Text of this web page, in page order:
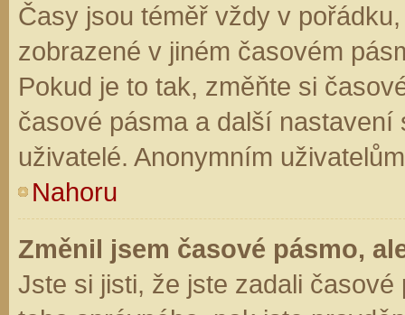
Časy jsou téměř vždy v
zobrazené v jiném časovém
Pokud je to tak, změňte si
časové pásma a další
uživatelé. Anonymním
Nahoru
Změnil jsem časové pásmo,
Jste si jisti, že jste zadali